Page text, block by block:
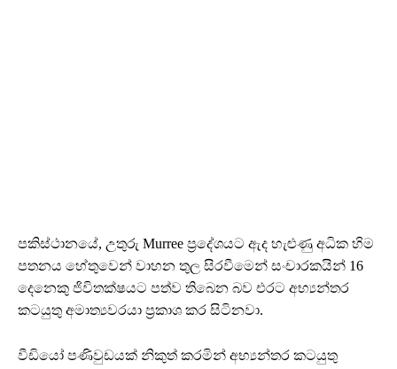
පකිස්ථානයේ, උතුරු Murree ප්‍රදේශයට ඇද හැළුණු අධික හිම
පතනය හේතුවෙන් වාහන තුල සිරවීමෙන් සංචාරකයින් 16
දෙනෙකු ජිවිතක්ෂයට පත්ව තිබෙන බව එරට අභ්‍යන්තර
කටයුතු අමාත්‍යවරයා ප්‍රකාශ කර සිටිනවා.
වීඩියෝ පණිවුඩයක් නිකුත් කරමින් අභ්‍යන්තර කටයුතු